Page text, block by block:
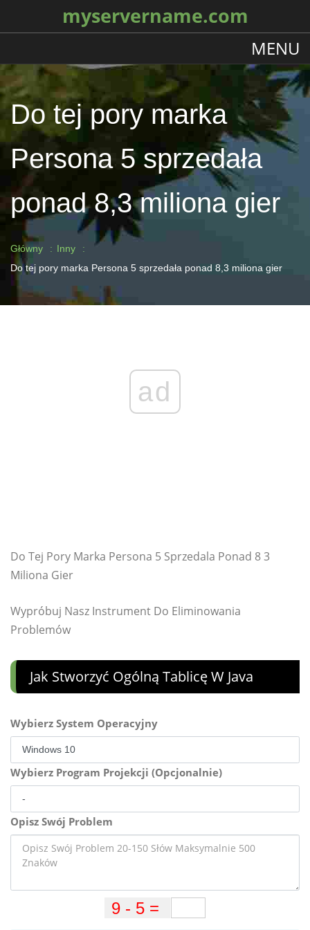
myservername.com
MENU
Do tej pory marka
Persona 5 sprzedała
ponad 8,3 miliona gier
Główny
Inny
Do tej pory marka Persona 5 sprzedała ponad 8,3 miliona gier
ad
Do Tej Pory Marka Persona 5 Sprzedala Ponad 8 3
Miliona Gier
Wypróbuj Nasz Instrument Do Eliminowania
Problemów
Jak Stworzyć Ogólną Tablicę W Java
Wybierz System Operacyjny
Wybierz Program Projekcji (Opcjonalnie)
Opisz Swój Problem